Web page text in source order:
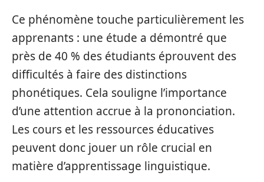
Ce phénomène touche particulièrement les
apprenants : une étude a démontré que
près de 40 % des étudiants éprouvent des
difficultés à faire des distinctions
phonétiques. Cela souligne l’importance
d’une attention accrue à la prononciation.
Les cours et les ressources éducatives
peuvent donc jouer un rôle crucial en
matière d’apprentissage linguistique.